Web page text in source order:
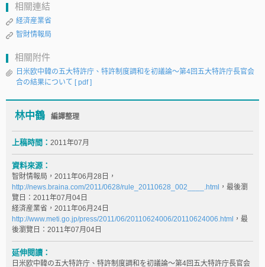
相關連結
経済産業省
智財情報局
相關附件
日米欧中韓の五大特許庁、特許制度調和を初議論～第4回五大特許庁長官会
合の結果について [ pdf ]
林中鶴 編譯整理
上稿時間： 2011年07月
資料來源：
智財情報局，2011年06月28日，
http://news.braina.com/2011/0628/rule_20110628_002____.html ，最後瀏
覽日：2011年07月04日
経済産業省，2011年06月24日
http://www.meti.go.jp/press/2011/06/20110624006/20110624006.html ，最
後瀏覽日：2011年07月04日
延伸閱讀：
日米欧中韓の五大特許庁、特許制度調和を初議論～第4回五大特許庁長官会